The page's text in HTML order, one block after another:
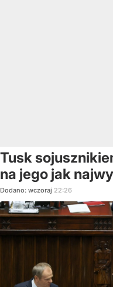
Tusk
na jego jak
Dodano: wczoraj 22:26